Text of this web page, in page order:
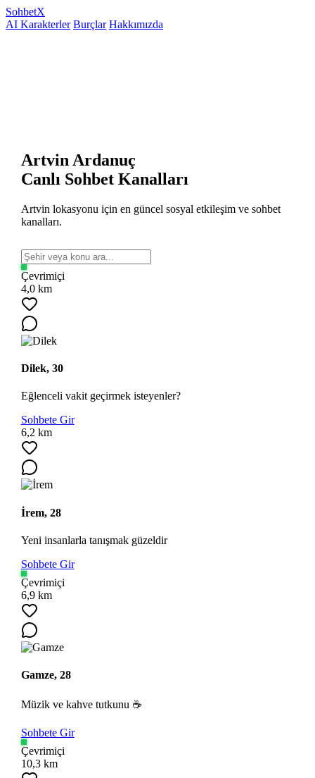
SohbetX
AI Karakterler Burçlar Hakkımızda
Artvin Ardanuç
Canlı Sohbet Kanalları
Artvin lokasyonu için en güncel sosyal etkileşim ve sohbet
kanalları.
Çevrimiçi
4,0 km
Dilek, 30
Eğlenceli vakit geçirmek isteyenler?
Sohbete Gir
6,2 km
İrem, 28
Yeni insanlarla tanışmak güzeldir
Sohbete Gir
Çevrimiçi
6,9 km
Gamze, 28
Müzik ve kahve tutkunu ☕
Sohbete Gir
Çevrimiçi
10,3 km